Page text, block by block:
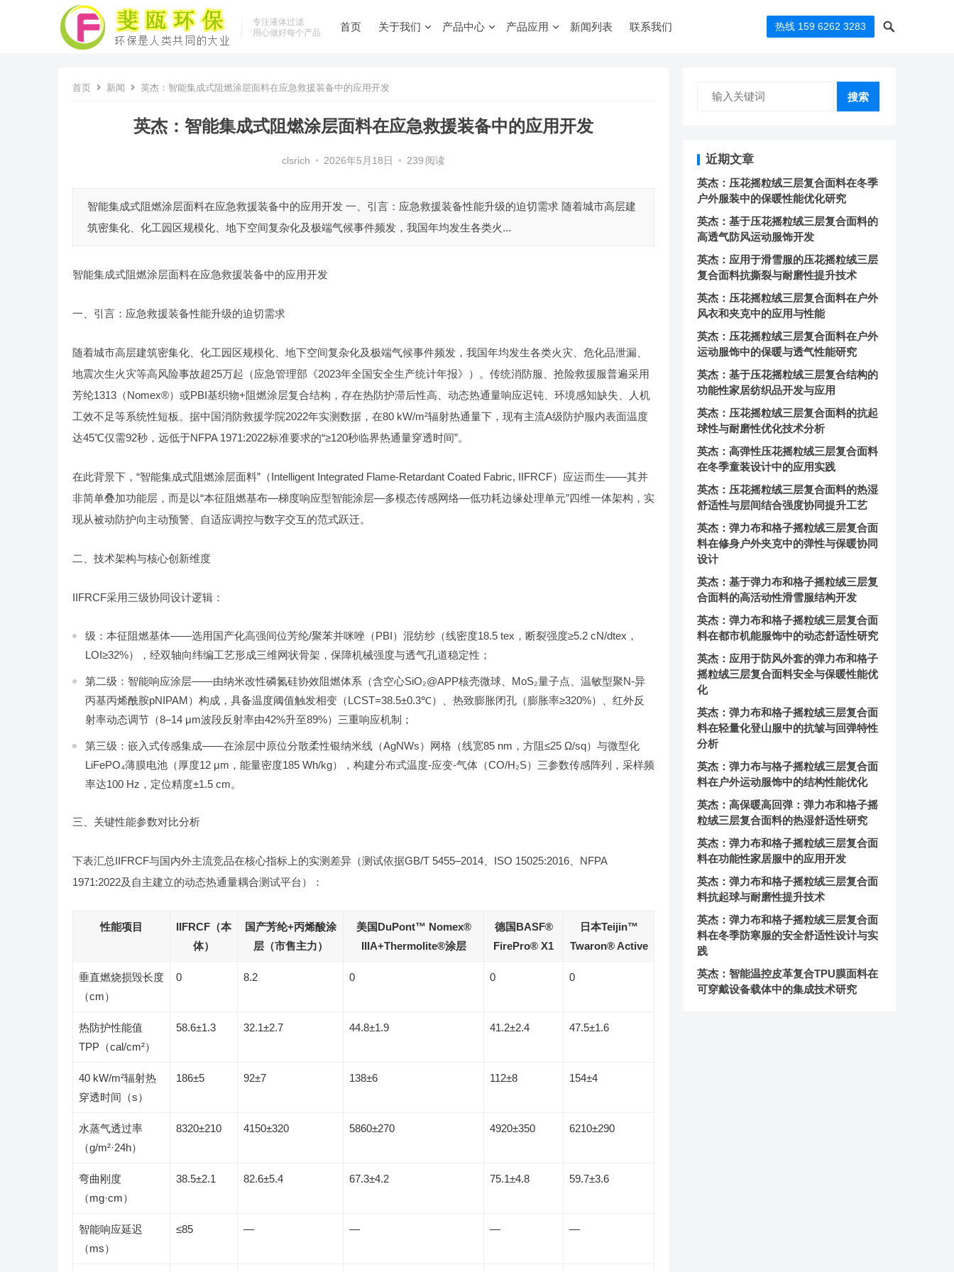
专注液体过滤
用心做好每个产品
首页 关于我们 产品中心 产品应用 新闻列表 联系我们 热线 159 6262 3283
首页 新闻 英杰：智能集成式阻燃涂层面料在应急救援装备中的应用开发
英杰：智能集成式阻燃涂层面料在应急救援装备中的应用开发
clsrich • 2026年5月18日 • 239 阅读
智能集成式阻燃涂层面料在应急救援装备中的应用开发 一、引言：应急救援装备性能升级的迫切需求 随着城市高层建
筑密集化、化工园区规模化、地下空间复杂化及极端气候事件频发，我国年均发生各类火...
智能集成式阻燃涂层面料在应急救援装备中的应用开发
一、引言：应急救援装备性能升级的迫切需求
随着城市高层建筑密集化、化工园区规模化、地下空间复杂化及极端气候事件频发，我国年均发生各类火灾、危化品泄漏、
地震次生火灾等高风险事故超25万起（应急管理部《2023年全国安全生产统计年报》）。传统消防服、抢险救援服普遍采用
芳纶1313（Nomex®）或PBI基织物+阻燃涂层复合结构，存在热防护滞后性高、动态热通量响应迟钝、环境感知缺失、人机
工效不足等系统性短板。据中国消防救援学院2022年实测数据，在80 kW/m²辐射热通量下，现有主流A级防护服内表面温度
达45℃仅需92秒，远低于NFPA 1971:2022标准要求的“≥120秒临界热通量穿透时间”。
在此背景下，“智能集成式阻燃涂层面料”（Intelligent Integrated Flame-Retardant Coated Fabric, IIFRCF）应运而生——其并
非简单叠加功能层，而是以“本征阻燃基布—梯度响应型智能涂层—多模态传感网络—低功耗边缘处理单元”四维一体架构，实
现从被动防护向主动预警、自适应调控与数字交互的范式跃迁。
二、技术架构与核心创新维度
IIFRCF采用三级协同设计逻辑：
级：本征阻燃基体——选用国产化高强间位芳纶/聚苯并咪唑（PBI）混纺纱（线密度18.5 tex，断裂强度≥5.2 cN/dtex，
LOI≥32%），经双轴向纬编工艺形成三维网状骨架，保障机械强度与透气孔道稳定性；
第二级：智能响应涂层——由纳米改性磷氮硅协效阻燃体系（含空心SiO₂@APP核壳微球、MoS₂量子点、温敏型聚N-异
丙基丙烯酰胺pNIPAM）构成，具备温度阈值触发相变（LCST=38.5±0.3℃）、热致膨胀闭孔（膨胀率≥320%）、红外反
射率动态调节（8–14 μm波段反射率由42%升至89%）三重响应机制；
第三级：嵌入式传感集成——在涂层中原位分散柔性银纳米线（AgNWs）网格（线宽85 nm，方阻≤25 Ω/sq）与微型化
LiFePO₄薄膜电池（厚度12 μm，能量密度185 Wh/kg），构建分布式温度-应变-气体（CO/H₂S）三参数传感阵列，采样频
率达100 Hz，定位精度±1.5 cm。
三、关键性能参数对比分析
下表汇总IIFRCF与国内外主流竞品在核心指标上的实测差异（测试依据GB/T 5455–2014、ISO 15025:2016、NFPA
1971:2022及自主建立的动态热通量耦合测试平台）：
性能项目
IIFRCF（本
体）
国产芳纶+丙烯酸涂
层（市售主力）
美国DuPont™ Nomex®
IIIA+Thermolite®涂层
德国BASF®
FirePro® X1
日本Teijin™
Twaron® Active
垂直燃烧损毁长度
（cm）
0 8.2 0 0 0
热防护性能值
TPP（cal/cm²）
58.6±1.3 32.1±2.7 44.8±1.9 41.2±2.4 47.5±1.6
40 kW/m²辐射热
穿透时间（s）
186±5 92±7 138±6 112±8 154±4
水蒸气透过率
（g/m²·24h）
8320±210 4150±320 5860±270 4920±350 6210±290
弯曲刚度
（mg·cm）
38.5±2.1 82.6±5.4 67.3±4.2 75.1±4.8 59.7±3.6
智能响应延迟
（ms）
≤85 — — — —
搜索
近期文章
英杰：压花摇粒绒三层复合面料在冬季
户外服装中的保暖性能优化研究
英杰：基于压花摇粒绒三层复合面料的
高透气防风运动服饰开发
英杰：应用于滑雪服的压花摇粒绒三层
复合面料抗撕裂与耐磨性提升技术
英杰：压花摇粒绒三层复合面料在户外
风衣和夹克中的应用与性能
英杰：压花摇粒绒三层复合面料在户外
运动服饰中的保暖与透气性能研究
英杰：基于压花摇粒绒三层复合结构的
功能性家居纺织品开发与应用
英杰：压花摇粒绒三层复合面料的抗起
球性与耐磨性优化技术分析
英杰：高弹性压花摇粒绒三层复合面料
在冬季童装设计中的应用实践
英杰：压花摇粒绒三层复合面料的热湿
舒适性与层间结合强度协同提升工艺
英杰：弹力布和格子摇粒绒三层复合面
料在修身户外夹克中的弹性与保暖协同
设计
英杰：基于弹力布和格子摇粒绒三层复
合面料的高活动性滑雪服结构开发
英杰：弹力布和格子摇粒绒三层复合面
料在都市机能服饰中的动态舒适性研究
英杰：应用于防风外套的弹力布和格子
摇粒绒三层复合面料安全与保暖性能优
化
英杰：弹力布和格子摇粒绒三层复合面
料在轻量化登山服中的抗皱与回弹特性
分析
英杰：弹力布与格子摇粒绒三层复合面
料在户外运动服饰中的结构性能优化
英杰：高保暖高回弹：弹力布和格子摇
粒绒三层复合面料的热湿舒适性研究
英杰：弹力布和格子摇粒绒三层复合面
料在功能性家居服中的应用开发
英杰：弹力布和格子摇粒绒三层复合面
料抗起球与耐磨性提升技术
英杰：弹力布和格子摇粒绒三层复合面
料在冬季防寒服的安全舒适性设计与实
践
英杰：智能温控皮革复合TPU膜面料在
可穿戴设备载体中的集成技术研究